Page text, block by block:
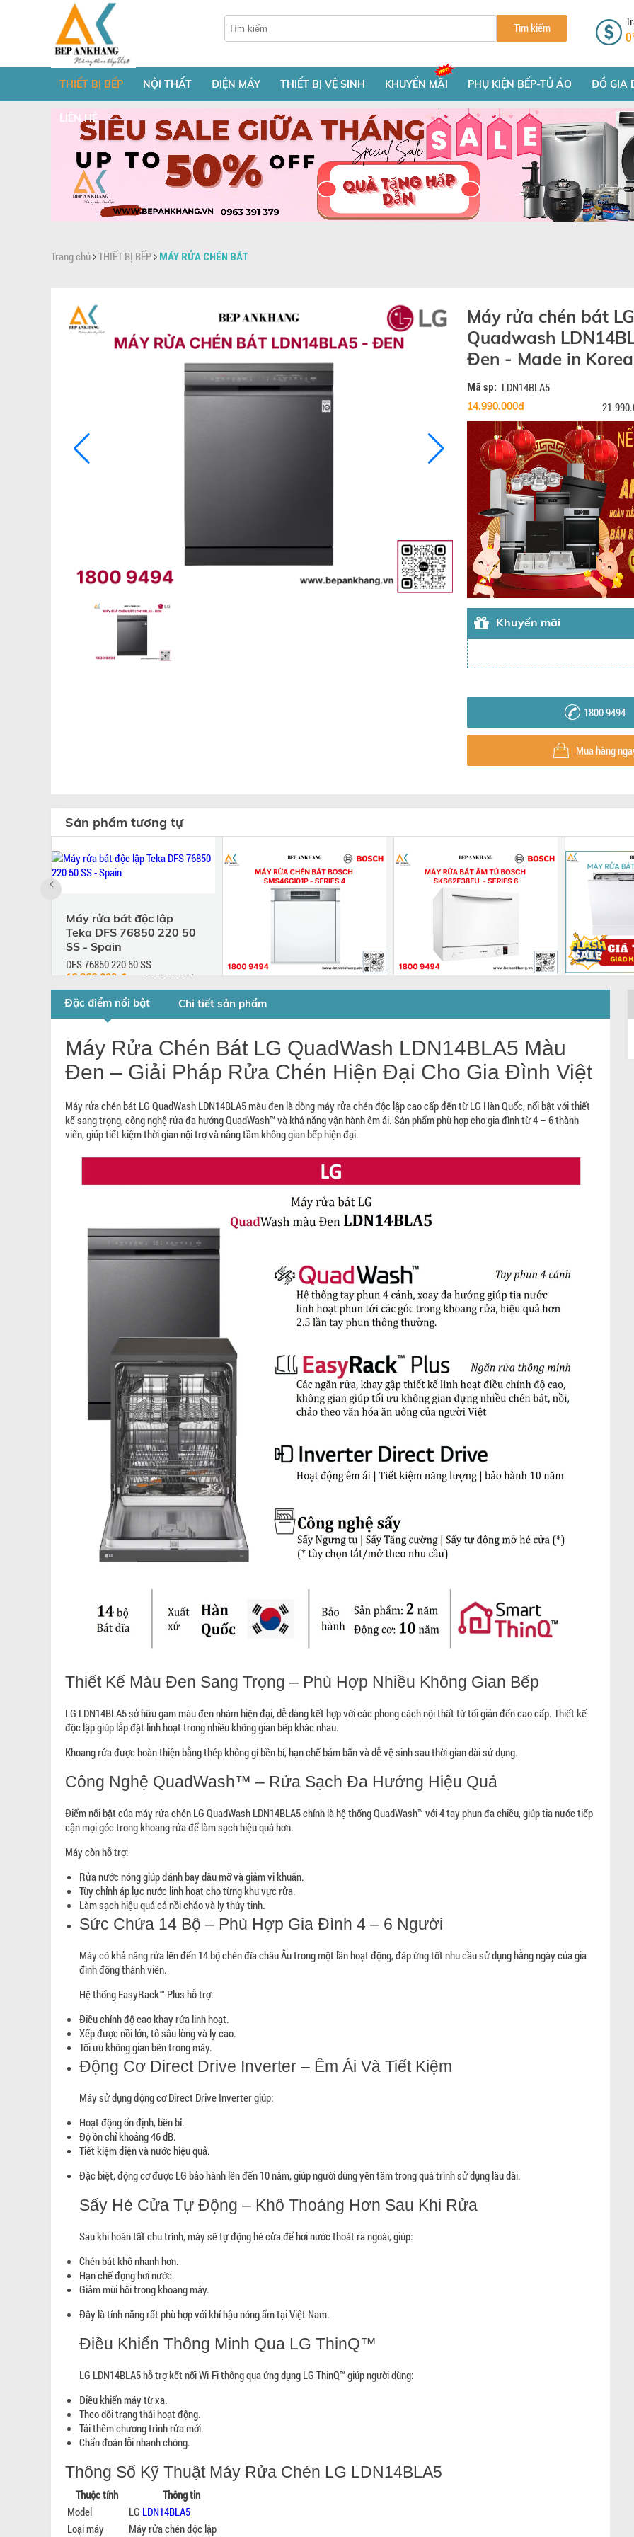
Tìm kiếm
THIẾT BỊ BẾP NỘI THẤT ĐIỆN MÁY THIẾT BỊ VỆ SINH KHUYẾN MÃI PHỤ KIỆN BẾP-TỦ ÁO ĐỒ GIA
LIÊN HỆ
Trang chủ THIẾT BỊ BẾP MÁY RỬA CHÉN BÁT
Máy rửa chén bát LG
Quadwash
Đen - Made in Korea
Mã sp: LDN14BLA5
14.990.000đ
Khuyến mãi
1800 9494
Mua hàng
Sản phẩm tương tự
Máy rửa bát độc lập
Teka DFS 76850 220 50
SS - Spain
DFS 76850 220 50 SS
16.866.000 đ 25.949.000 đ
Máy rửa chén Bosch
Made in Germany
SMS46GI01P
13.900.000 đ 32.000.000 đ
- Made in Spain
SKS62E38EU
12.900.000 đ 23.990.000 đ 19.990.000
Đặc điểm nổi bật Chi tiết sản phẩm
Máy Rửa Chén Bát LG QuadWash LDN14BLA5 Màu
Đen – Giải Pháp Rửa Chén Hiện Đại Cho Gia Đình Việt
Máy rửa chén bát LG QuadWash LDN14BLA5 màu đen là dòng máy rửa chén độc lập cao cấp đến từ LG Hàn Quốc, nổi bật với thiết
kế sang trọng, công nghệ rửa đa hướng QuadWash™ và khả năng vận hành êm ái. Sản phẩm phù hợp cho gia đình từ 4 – 6 thành
viên, giúp tiết kiệm thời gian nội trợ và nâng tầm không gian bếp hiện đại.
Thiết Kế Màu Đen Sang Trọng – Phù Hợp Nhiều Không Gian Bếp
LG LDN14BLA5 sở hữu gam màu đen nhám hiện đại, dễ dàng kết hợp với các phong cách nội thất từ tối giản đến cao cấp. Thiết kế
độc lập giúp lắp đặt linh hoạt trong nhiều không gian bếp khác nhau.
Khoang rửa được hoàn thiện bằng thép không gỉ bền bỉ, hạn chế bám bẩn và dễ vệ sinh sau thời gian dài sử dụng.
Công Nghệ QuadWash™ – Rửa Sạch Đa Hướng Hiệu Quả
Điểm nổi bật của máy rửa chén LG QuadWash LDN14BLA5 chính là hệ thống QuadWash™ với 4 tay phun đa chiều, giúp tia nước tiếp
cận mọi góc trong khoang rửa để làm sạch hiệu quả hơn.
Máy còn hỗ trợ:
Rửa nước nóng giúp đánh bay dầu mỡ và giảm vi khuẩn.
Tùy chỉnh áp lực nước linh hoạt cho từng khu vực rửa.
Làm sạch hiệu quả cả nồi chảo và ly thủy tinh.
Sức Chứa 14 Bộ – Phù Hợp Gia Đình 4 – 6 Người
Máy có khả năng rửa lên đến 14 bộ chén đĩa châu Âu trong một lần hoạt động, đáp ứng tốt nhu cầu sử dụng hằng ngày của gia
đình đông thành viên.
Hệ thống EasyRack™ Plus hỗ trợ:
Điều chỉnh độ cao khay rửa linh hoạt.
Xếp được nồi lớn, tô sâu lòng và ly cao.
Tối ưu không gian bên trong máy.
Động Cơ Direct Drive Inverter – Êm Ái Và Tiết Kiệm
Máy sử dụng động cơ Direct Drive Inverter giúp:
Hoạt động ổn định, bền bỉ.
Độ ồn chỉ khoảng 46 dB.
Tiết kiệm điện và nước hiệu quả.
Đặc biệt, động cơ được LG bảo hành lên đến 10 năm, giúp người dùng yên tâm trong quá trình sử dụng lâu dài.
Sấy Hé Cửa Tự Động – Khô Thoáng Hơn Sau Khi Rửa
Sau khi hoàn tất chu trình, máy sẽ tự động hé cửa để hơi nước thoát ra ngoài, giúp:
Chén bát khô nhanh hơn.
Hạn chế đọng hơi nước.
Giảm mùi hôi trong khoang máy.
Đây là tính năng rất phù hợp với khí hậu nóng ẩm tại Việt Nam.
Điều Khiển Thông Minh Qua LG ThinQ™
LG LDN14BLA5 hỗ trợ kết nối Wi-Fi thông qua ứng dụng LG ThinQ™ giúp người dùng:
Điều khiển máy từ xa.
Theo dõi trạng thái hoạt động.
Tải thêm chương trình rửa mới.
Chẩn đoán lỗi nhanh chóng.
Thông Số Kỹ Thuật Máy Rửa Chén LG LDN14BLA5
Thuộc tính
Thông tin
Model
LG LDN14BLA5
Loại máy
Máy rửa chén độc lập